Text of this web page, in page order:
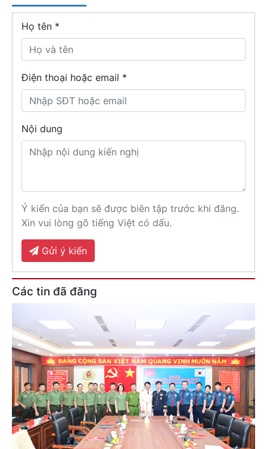
Họ tên *
Điện thoại hoặc email *
Nội dung
Ý kiến của bạn sẽ được biên tập trước khi đăng.
Xin vui lòng gõ tiếng Việt có dấu.
Gửi ý kiến
Các tin đã đăng